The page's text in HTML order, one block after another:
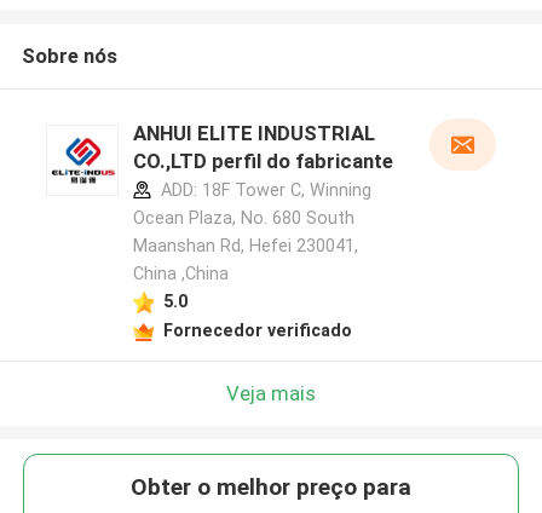
Sobre nós
ANHUI ELITE INDUSTRIAL
CO.,LTD perfil do fabricante
ADD: 18F Tower C, Winning
Ocean Plaza, No. 680 South
Maanshan Rd, Hefei 230041,
China ,China
5.0
Fornecedor verificado
Veja mais
Obter o melhor preço para